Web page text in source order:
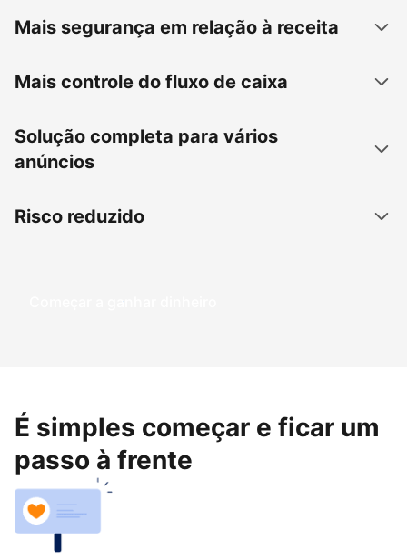
Mais segurança em relação à receita
Mais controle do fluxo de caixa
Solução completa para vários
anúncios
Risco reduzido
Começar a ganhar dinheiro
É simples começar e ficar um
passo à frente